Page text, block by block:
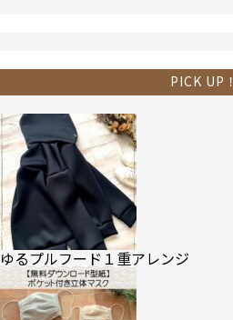
PICK UP！
ゆるプルフード１重アレンジ